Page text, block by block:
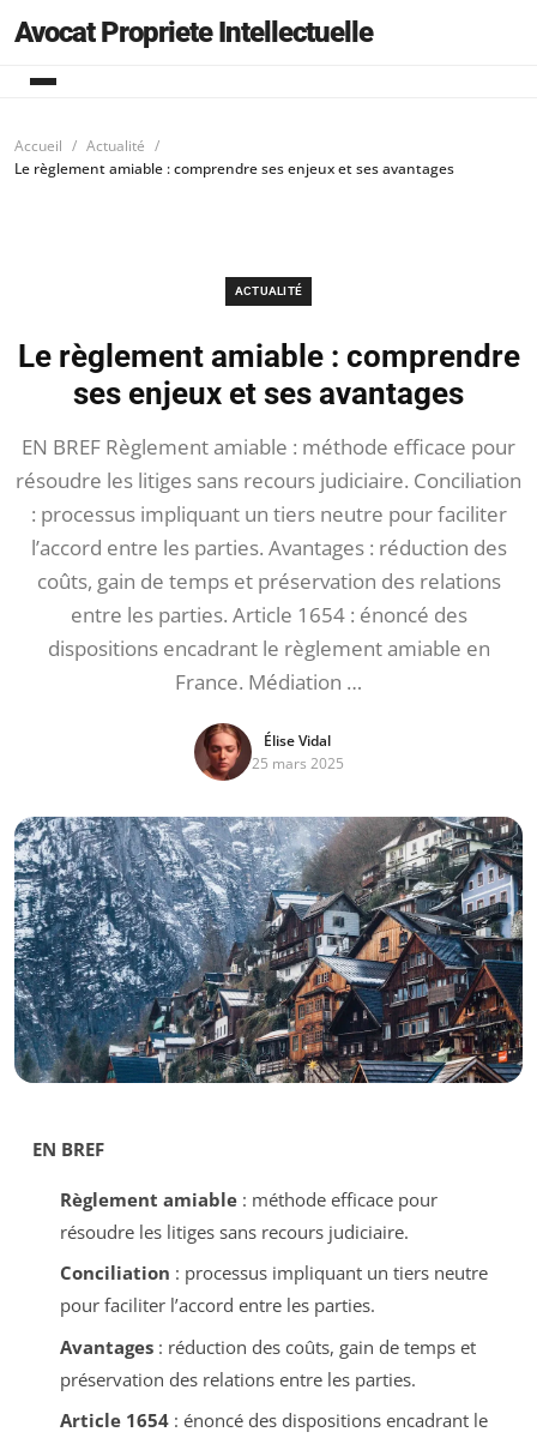
Avocat Propriete Intellectuelle
Accueil
Actualité
Le règlement amiable : comprendre ses enjeux et ses avantages
ACTUALITÉ
Le règlement amiable : comprendre
ses enjeux et ses avantages
EN BREF Règlement amiable : méthode efficace pour
résoudre les litiges sans recours judiciaire. Conciliation
: processus impliquant un tiers neutre pour faciliter
l’accord entre les parties. Avantages : réduction des
coûts, gain de temps et préservation des relations
entre les parties. Article 1654 : énoncé des
dispositions encadrant le règlement amiable en
France. Médiation …
Élise Vidal
25 mars 2025
EN BREF
Règlement amiable: méthode efficace pour
résoudre les litiges sans recours judiciaire.
Conciliation : processus impliquant un tiers neutre
pour faciliter l’accord entre les parties.
Avantages: réduction des coûts, gain de temps et
préservation des relations entre les parties.
Article 1654: énoncé des dispositions encadrant le